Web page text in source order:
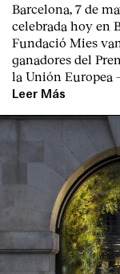
Barcelona, 7 de
celebrada hoy en
Fundació Mies
ganadores del
la Unión Europea
Leer Más